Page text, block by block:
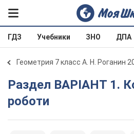
ГДЗ Учебники ЗНО ДПА
Геометрия 7 класс А. Н. Роганин
Раздел ВАРІАНТ 1. Контрольні
роботи